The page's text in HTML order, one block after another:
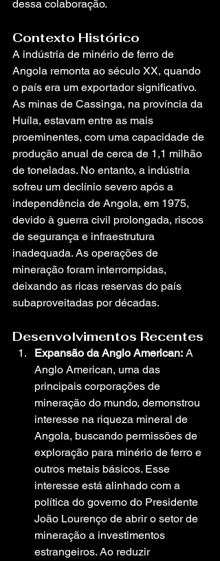
dessa colaboração.
Contexto Histórico
A indústria de minério de ferro de
Angola remonta ao século XX, quando
o país era um exportador significativo.
As minas de Cassinga, na província da
Huíla, estavam entre as mais
proeminentes, com uma capacidade de
produção anual de cerca de 1,1 milhão
de toneladas. No entanto, a indústria
sofreu um declínio severo após a
independência de Angola, em 1975,
devido à guerra civil prolongada, riscos
de segurança e infraestrutura
inadequada. As operações de
mineração foram interrompidas,
deixando as ricas reservas do país
subaproveitadas por décadas.
Desenvolvimentos Recentes
Expansão da Anglo American: A
Anglo American, uma das
principais corporações de
mineração do mundo, demonstrou
interesse na riqueza mineral de
Angola, buscando permissões de
exploração para minério de ferro e
outros metais básicos. Esse
interesse está alinhado com a
política do governo do Presidente
João Lourenço de abrir o setor de
mineração a investimentos
estrangeiros. Ao reduzir